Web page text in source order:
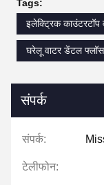
Tags:
इलेक्ट्रिक काउंटरटॉप
घरेलू वाटर डेंटल
संपर्क
संपर्क:
टेलीफोन: